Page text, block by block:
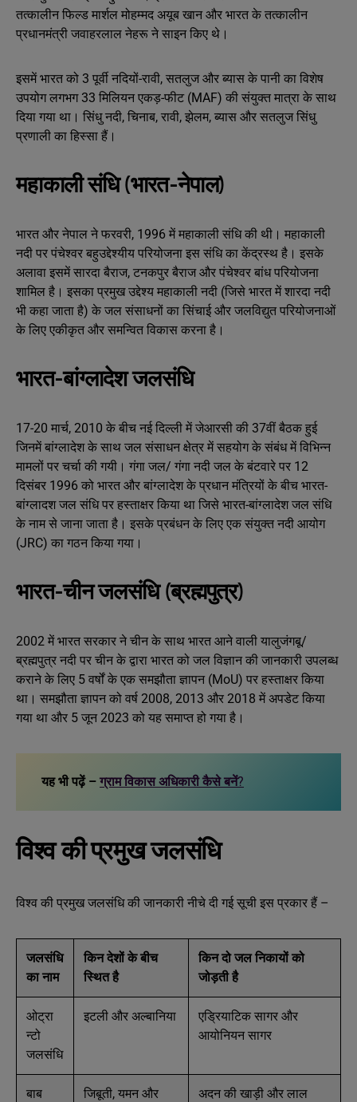
तत्‍कालीन फिल्‍ड मार्शल मोहम्‍मद अयूब खान और भारत के तत्‍कालीन
प्रधानमंत्री जवाहरलाल नेहरू ने साइन किए थे।
इसमें भारत को 3 पूर्वी नदियों-रावी, सतलुज और ब्यास के पानी का विशेष
उपयोग लगभग 33 मिलियन एकड़-फीट (MAF) की संयुक्त मात्रा के साथ
दिया गया था। सिंधु नदी, चिनाब, रावी, झेलम, ब्यास और सतलुज सिंधु
प्रणाली का हिस्सा हैं।
महाकाली संधि (भारत-नेपाल)
भारत और नेपाल ने फरवरी, 1996 में महाकाली संधि की थी। महाकाली
नदी पर पंचेश्वर बहुउद्देश्यीय परियोजना इस संधि का केंद्रस्थ है। इसके
अलावा इसमें सारदा बैराज, टनकपुर बैराज और पंचेश्वर बांध परियोजना
शामिल है। इसका प्रमुख उद्देश्य महाकाली नदी (जिसे भारत में शारदा नदी
भी कहा जाता है) के जल संसाधनों का सिंचाई और जलविद्युत परियोजनाओं
के लिए एकीकृत और समन्वित विकास करना है।
भारत-बांग्लादेश जलसंधि
17-20 मार्च, 2010 के बीच नई दिल्‍ली में जेआरसी की 37वीं बैठक हुई
जिनमें बांग्‍लादेश के साथ जल संसाधन क्षेत्र में सहयोग के संबंध में विभिन्‍न
मामलों पर चर्चा की गयी। गंगा जल/ गंगा नदी जल के बंटवारे पर 12
दिसंबर 1996 को भारत और बांग्‍लादेश के प्रधान मंत्रियों के बीच भारत-
बांग्‍लादश जल संधि पर हस्ताक्षर किया था जिसे भारत-बांग्लादेश जल संधि
के नाम से जाना जाता है। इसके प्रबंधन के लिए एक संयुक्त नदी आयोग
(JRC) का गठन किया गया।
भारत-चीन जलसंधि (ब्रह्मपुत्र)
2002 में भारत सरकार ने चीन के साथ भारत आने वाली यालुजंगबू/
ब्रह्मपुत्र नदी पर चीन के द्वारा भारत को जल विज्ञान की जानकारी उपलब्ध
कराने के लिए 5 वर्षों के एक समझौता ज्ञापन (MoU) पर हस्ताक्षर किया
था। समझौता ज्ञापन को वर्ष 2008, 2013 और 2018 में अपडेट किया
गया था और 5 जून 2023 को यह समाप्त हो गया है।
यह भी पढ़ें – ग्राम विकास अधिकारी कैसे बनें?
विश्व की प्रमुख जलसंधि
विश्व की प्रमुख जलसंधि की जानकारी नीचे दी गई सूची इस प्रकार हैं –
जलसंधि
का नाम
किन देशों के बीच
स्थित है
किन दो जल निकायों को
जोड़ती है
ओट्रा
न्टो
जलसंधि
इटली और अल्बानिया
एड्रियाटिक सागर और
आयोनियन सागर
बाब
जिबूती, यमन और
अदन की खाड़ी और लाल